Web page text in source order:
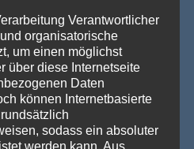
zum Eventhighlight – wie
Look neu erfindet
im Chesterfield Style bringt
Charme [...]Weiterlesen »
im Halloween-Fieber ist…
Zum 25. Mal verwandelt sich
»
Verantwortlicher
organisatorische
um einen möglichst
über diese Internetseite
Daten
können Internetbasierte
sodass ein absoluter